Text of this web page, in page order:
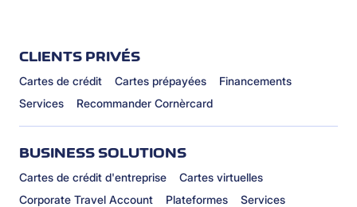
CLIENTS PRIVÉS
Cartes de crédit Cartes prépayées
Financements
Services
Recommander Cornèrcard
BUSINESS SOLUTIONS
Cartes de crédit d'entreprise
Cartes virtuelles
Corporate Travel Account
Plateformes Services